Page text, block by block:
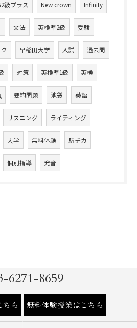
級プラス New crown Infinity
文法 英検準2級 受験
早稲田大学 入試 過去問
対策 英検準1級 英検
要約問題 池袋 英語
リスニング ライティング
大学 無料体験 駅チカ
個別指導 発音
6271-8659
ちら 無料体験授業はこちら